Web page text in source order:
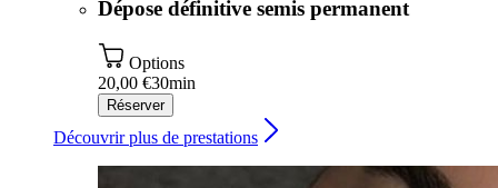
Dépose définitive semis permanent
Options
20,00 €30min
Réserver
Découvrir plus de prestations